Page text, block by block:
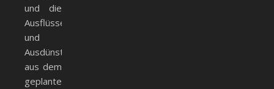
und die
Ausflüsse
und
Ausdünstungen
aus dem
geplanten